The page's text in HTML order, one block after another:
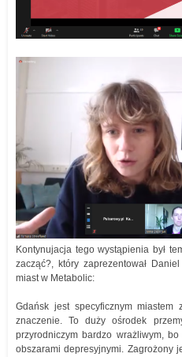
Kontynujacja tego wystąpienia był
zacząć?, który zaprezentował
miast w Metabolic:
Gdańsk jest specyficznym
znaczenie. To duży ośrodek
przyrodniczym bardzo wrażliwym,
obszarami depresyjnymi. Zagrożony